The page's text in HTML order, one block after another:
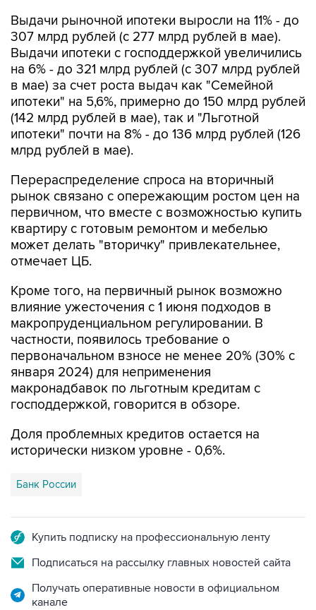
Выдачи рыночной ипотеки выросли на 11% - до
307 млрд рублей (с 277 млрд рублей в мае).
Выдачи ипотеки с господдержкой увеличились
на 6% - до 321 млрд рублей (с 307 млрд рублей
в мае) за счет роста выдач как "Семейной
ипотеки" на 5,6%, примерно до 150 млрд рублей
(142 млрд рублей в мае), так и "Льготной
ипотеки" почти на 8% - до 136 млрд рублей (126
млрд рублей в мае).
Перераспределение спроса на вторичный
рынок связано с опережающим ростом цен на
первичном, что вместе с возможностью купить
квартиру с готовым ремонтом и мебелью
может делать "вторичку" привлекательнее,
отмечает ЦБ.
Кроме того, на первичный рынок возможно
влияние ужесточения с 1 июня подходов в
макропруденциальном регулировании. В
частности, появилось требование о
первоначальном взносе не менее 20% (30% с
января 2024) для неприменения
макронадбавок по льготным кредитам с
господдержкой, говорится в обзоре.
Доля проблемных кредитов остается на
исторически низком уровне - 0,6%.
Банк России
Купить подписку на профессиональную ленту
Подписаться на рассылку главных новостей сайта
Получать оперативные новости в официальном
канале